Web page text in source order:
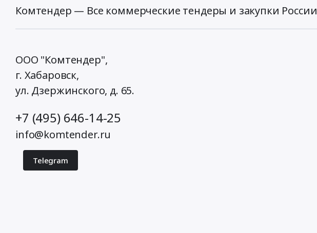
Комтендер — Все коммерческие тендеры и закупки России
ООО "Комтендер",
г. Хабаровск,
ул. Дзержинского, д. 65.
+7 (495) 646-14-25
info@komtender.ru
Telegram